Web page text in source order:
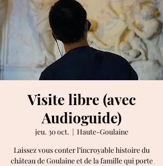
Visite libre (avec
Audioguide)
jeu. 30 oct.
  |
Haute-Goulaine
Laissez vous conter l’incroyable histoire du
château de Goulaine et de la famille qui porte